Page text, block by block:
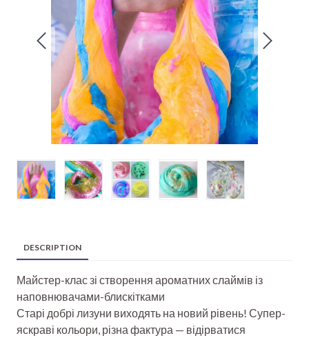
DESCRIPTION
Майстер-клас зі створення ароматних слаймів із
наповнювачами-блискітками
Старі добрі лизуни виходять на новий рівень! Супер-
яскраві кольори, різна фактура — відірватися